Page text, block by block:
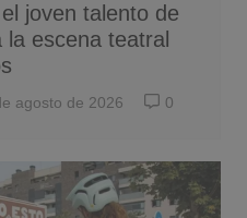
joven talento de
escena teatral
agosto de 2026 0